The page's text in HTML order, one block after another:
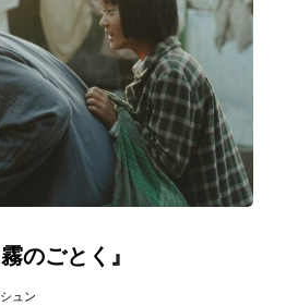
のごとく』
ュン